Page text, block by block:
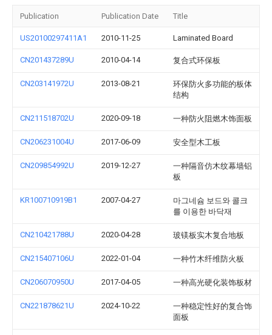
Publication Publication Date Title
US20100297411A1 2010-11-25 Laminated Board
CN201437289U 2010-04-14 复合式环保板
CN203141972U 2013-08-21
环保防火多功能的板体
结构
CN211518702U 2020-09-18 一种防火阻燃木饰面板
CN206231004U 2017-06-09 安全型木工板
CN209854992U 2019-12-27
一种隔音仿木纹幕墙铝
板
KR100710919B1 2007-04-27
마그네슘 보드와 콜크
를 이용한 바닥재
CN210421788U 2020-04-28 玻镁板实木复合地板
CN215407106U 2022-01-04 一种竹木纤维防火板
CN206070950U 2017-04-05 一种高光硬化装饰板材
CN221878621U 2024-10-22
一种稳定性好的复合饰
面板